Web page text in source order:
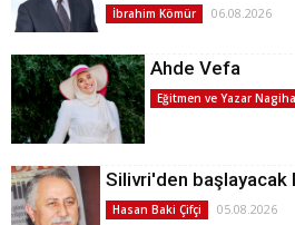
İbrahim Kömür 06.08.2026
Ahde Vefa
Eğitmen ve Yazar
Silivri'den başlayacak
Hasan Baki Çifçi 05.08.2026